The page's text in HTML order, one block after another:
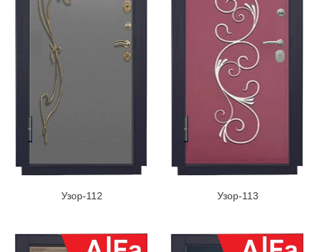
Узор-112 Узор-113